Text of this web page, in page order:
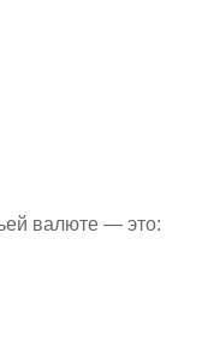
валюте — это: